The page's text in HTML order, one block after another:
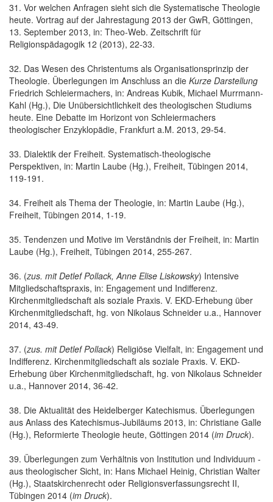
31. Vor welchen Anfragen sieht sich die Systematische Theologie
heute. Vortrag auf der Jahrestagung 2013 der GwR, Göttingen,
13. September 2013, in: Theo-Web. Zeitschrift für
Religionspädagogik 12 (2013), 22-33.
32. Das Wesen des Christentums als Organisationsprinzip der
Theologie. Überlegungen im Anschluss an die Kurze Darstellung
Friedrich Schleiermachers, in: Andreas Kubik, Michael Murrmann-
Kahl (Hg.), Die Unübersichtlichkeit des theologischen Studiums
heute. Eine Debatte im Horizont von Schleiermachers
theologischer Enzyklopädie, Frankfurt a.M. 2013, 29-54.
33. Dialektik der Freiheit. Systematisch-theologische
Perspektiven, in: Martin Laube (Hg.), Freiheit, Tübingen 2014,
119-191.
34. Freiheit als Thema der Theologie, in: Martin Laube (Hg.),
Freiheit, Tübingen 2014, 1-19.
35. Tendenzen und Motive im Verständnis der Freiheit, in: Martin
Laube (Hg.), Freiheit, Tübingen 2014, 255-267.
36. (zus. mit Detlef Pollack, Anne Elise Liskowsky) Intensive
Mitgliedschaftspraxis, in: Engagement und Indifferenz.
Kirchenmitgliedschaft als soziale Praxis. V. EKD-Erhebung über
Kirchenmitgliedschaft, hg. von Nikolaus Schneider u.a., Hannover
2014, 43-49.
37. (zus. mit Detlef Pollack) Religiöse Vielfalt, in: Engagement und
Indifferenz. Kirchenmitgliedschaft als soziale Praxis. V. EKD-
Erhebung über Kirchenmitgliedschaft, hg. von Nikolaus Schneider
u.a., Hannover 2014, 36-42.
38. Die Aktualität des Heidelberger Katechismus. Überlegungen
aus Anlass des Katechismus-Jubiläums 2013, in: Christiane Galle
(Hg.), Reformierte Theologie heute, Göttingen 2014 (im Druck).
39. Überlegungen zum Verhältnis von Institution und Individuum -
aus theologischer Sicht, in: Hans Michael Heinig, Christian Walter
(Hg.), Staatskirchenrecht oder Religionsverfassungsrecht II,
Tübingen 2014 (im Druck).